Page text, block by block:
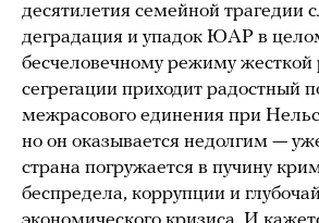
десятилетия семейной трагедии
деградация и упадок ЮАР в
бесчеловечному режиму жесткой
сегрегации приходит радостный
межрасового единения при
но он оказывается недолгим —
страна погружается в пучину
беспредела, коррупции и